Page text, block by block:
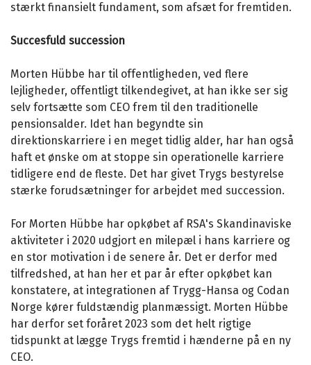
stærkt finansielt fundament, som afsæt for fremtiden.
Succesfuld succession
Morten Hübbe har til offentligheden, ved flere
lejligheder, offentligt tilkendegivet, at han ikke ser sig
selv fortsætte som CEO frem til den traditionelle
pensionsalder. Idet han begyndte sin
direktionskarriere i en meget tidlig alder, har han også
haft et ønske om at stoppe sin operationelle karriere
tidligere end de fleste. Det har givet Trygs bestyrelse
stærke forudsætninger for arbejdet med succession.
For Morten Hübbe har opkøbet af RSA's Skandinaviske
aktiviteter i 2020 udgjort en milepæl i hans karriere og
en stor motivation i de senere år. Det er derfor med
tilfredshed, at han her et par år efter opkøbet kan
konstatere, at integrationen af Trygg-Hansa og Codan
Norge kører fuldstændig planmæssigt. Morten Hübbe
har derfor set foråret 2023 som det helt rigtige
tidspunkt at lægge Trygs fremtid i hænderne på en ny
CEO.